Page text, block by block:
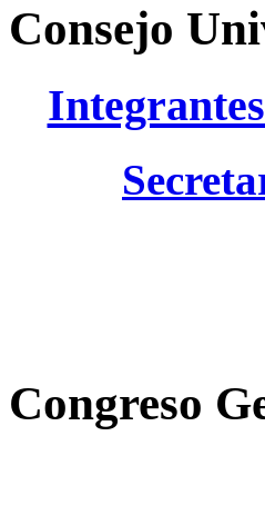
Consejo
Congreso